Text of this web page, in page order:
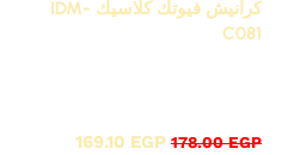
كرانيش فيوتك كلاسيك IDM-
C081
178.00EGP
169.10 EGP